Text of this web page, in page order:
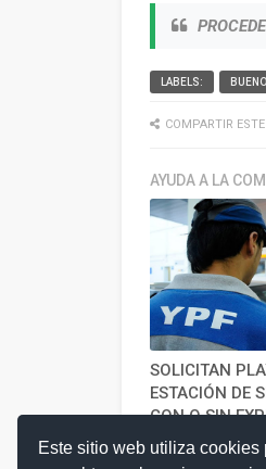
Este sitio web utiliza cookies
LABELS:
COMPARTIR
AYUDA A LA
SOLICITAN
ESTACIÓN DE
CON O SIN
DICIEMBRE 13,